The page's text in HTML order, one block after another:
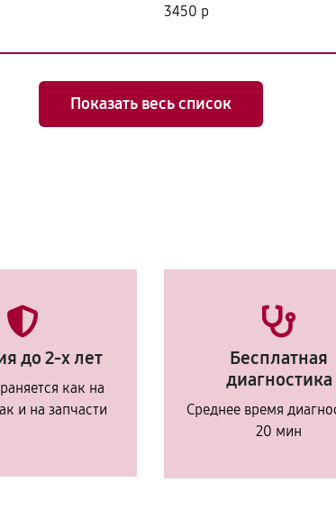
3450 р
Показать весь список
до 2-х лет
как на
и на запчасти
Бесплатная
диагностика
Среднее время
20 мин